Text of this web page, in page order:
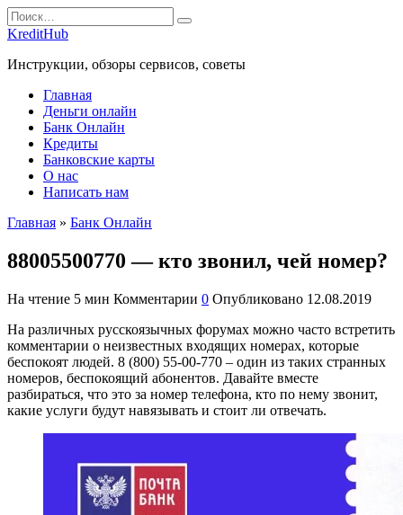
Перейти
к
Search
for:
KreditHub
Инструкции, обзоры сервисов, советы
Главная
Деньги онлайн
Банк Онлайн
Кредиты
Банковские карты
О нас
Написать нам
Главная » Банк Онлайн
88005500770 — кто звонил, чей номер?
На чтение 5 мин Комментарии 0 Опубликовано 12.08.2019
На различных русскоязычных форумах можно часто встретить
комментарии о неизвестных входящих номерах, которые
беспокоят людей. 8 (800) 55-00-770 – один из таких странных
номеров, беспокоящий абонентов. Давайте вместе
разбираться, что это за номер телефона, кто по нему звонит,
какие услуги будут навязывать и стоит ли отвечать.